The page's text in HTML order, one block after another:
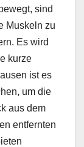
sind
Muskeln zu
Es wird
kurze
ist es
um die
aus dem
entfernten